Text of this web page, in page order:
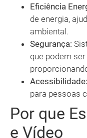
Eficiência
de energia,
ambiental.
Segurança:
que podem
Acessibilidade:
para pessoas
Por que
e Vídeo